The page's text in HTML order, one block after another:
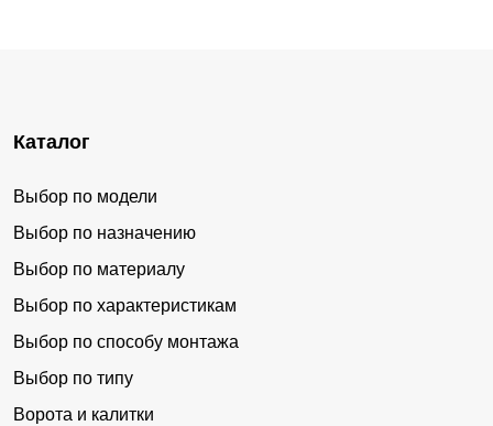
Каталог
Выбор по модели
Выбор по назначению
Выбор по материалу
Выбор по характеристикам
Выбор по способу монтажа
Выбор по типу
Ворота и калитки